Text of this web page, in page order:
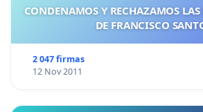
CONDENAMOS Y RECHAZAMOS
DE FRANCISCO
2 047 firmas
12 Nov 2011